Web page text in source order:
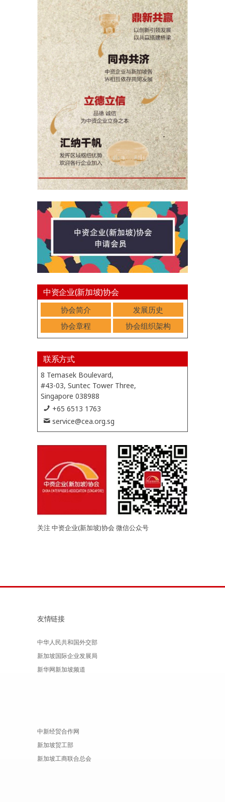
中资企业(新加坡)协会
协会简介
发展历史
协会章程
协会组织架构
联系方式
8 Temasek Boulevard,
#43-03, Suntec Tower Three,
Singapore 038988
+65 6513 1763
service@cea.org.sg
关注 中资企业(新加坡)协会 微信公众号
友情链接
中华人民共和国外交部
新加坡国际企业发展局
新华网新加坡频道
中新经贸合作网
新加坡贸工部
新加坡工商联合总会